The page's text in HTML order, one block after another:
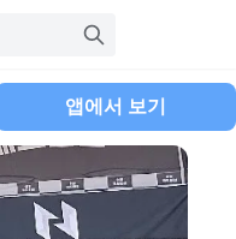
앱에서 보기